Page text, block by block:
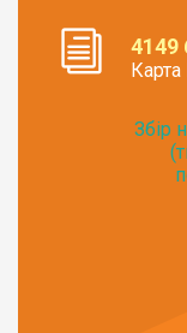
4149
Збір